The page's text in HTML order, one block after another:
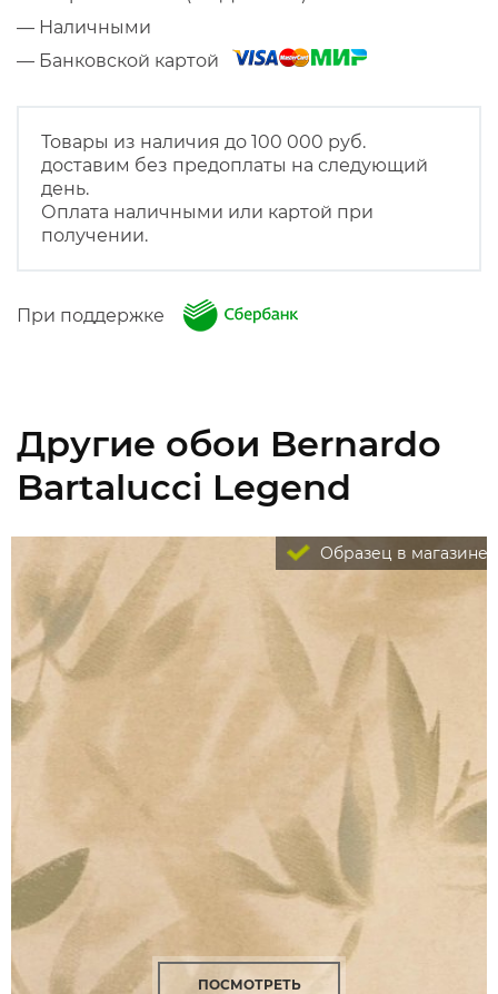
— Наличными
— Банковской картой
Товары из наличия до 100 000 руб.
доставим без предоплаты на следующий
день.
Оплата наличными или картой при
получении.
При поддержке
Другие обои Bernardo
Bartalucci Legend
Образец в магазине
ПОСМОТРЕТЬ